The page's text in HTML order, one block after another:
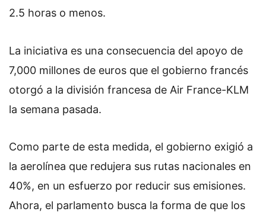
2.5 horas o menos.
La iniciativa es una consecuencia del apoyo de
7,000 millones de euros que el gobierno francés
otorgó a la división francesa de Air France-KLM
la semana pasada.
Como parte de esta medida, el gobierno exigió a
la aerolínea que redujera sus rutas nacionales en
40%, en un esfuerzo por reducir sus emisiones.
Ahora, el parlamento busca la forma de que los